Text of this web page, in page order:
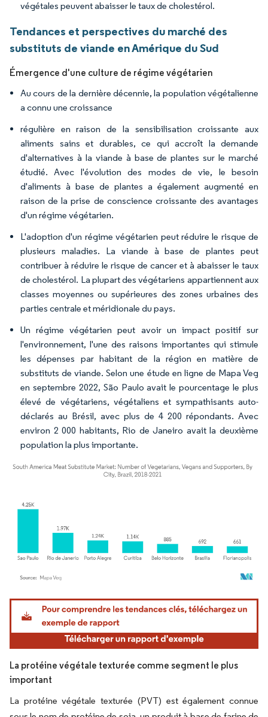
végétales peuvent abaisser le taux de cholestérol.
Tendances et perspectives du marché des
substituts de viande en Amérique du Sud
Émergence d'une culture de régime végétarien
Au cours de la dernière décennie, la population végétalienne
a connu une croissance
régulière en raison de la sensibilisation croissante aux
aliments sains et durables, ce qui accroît la demande
d'alternatives à la viande à base de plantes sur le marché
étudié. Avec l'évolution des modes de vie, le besoin
d'aliments à base de plantes a également augmenté en
raison de la prise de conscience croissante des avantages
d'un régime végétarien.
L'adoption d'un régime végétarien peut réduire le risque de
plusieurs maladies. La viande à base de plantes peut
contribuer à réduire le risque de cancer et à abaisser le taux
de cholestérol. La plupart des végétariens appartiennent aux
classes moyennes ou supérieures des zones urbaines des
parties centrale et méridionale du pays.
Un régime végétarien peut avoir un impact positif sur
l'environnement, l'une des raisons importantes qui stimule
les dépenses par habitant de la région en matière de
substituts de viande. Selon une étude en ligne de Mapa Veg
en septembre 2022, São Paulo avait le pourcentage le plus
élevé de végétariens, végétaliens et sympathisants auto-
déclarés au Brésil, avec plus de 4 200 répondants. Avec
environ 2 000 habitants, Rio de Janeiro avait la deuxième
population la plus importante.
Image © Mordor Intelligence. La réutilisation nécessite une attribution sous CC BY
La protéine végétale texturée comme segment le plus
important
La protéine végétale texturée (PVT) est également connue